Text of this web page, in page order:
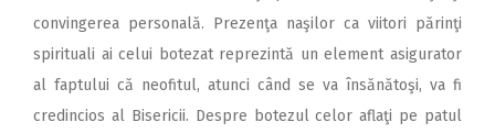
convingerea personală. Prezenţa naşilor ca viitori părinţi
spirituali ai celui botezat reprezintă un element asigurator
al faptului că neofitul, atunci când se va însănătoşi, va fi
credincios al Bisericii. Despre botezul celor aflaţi pe patul